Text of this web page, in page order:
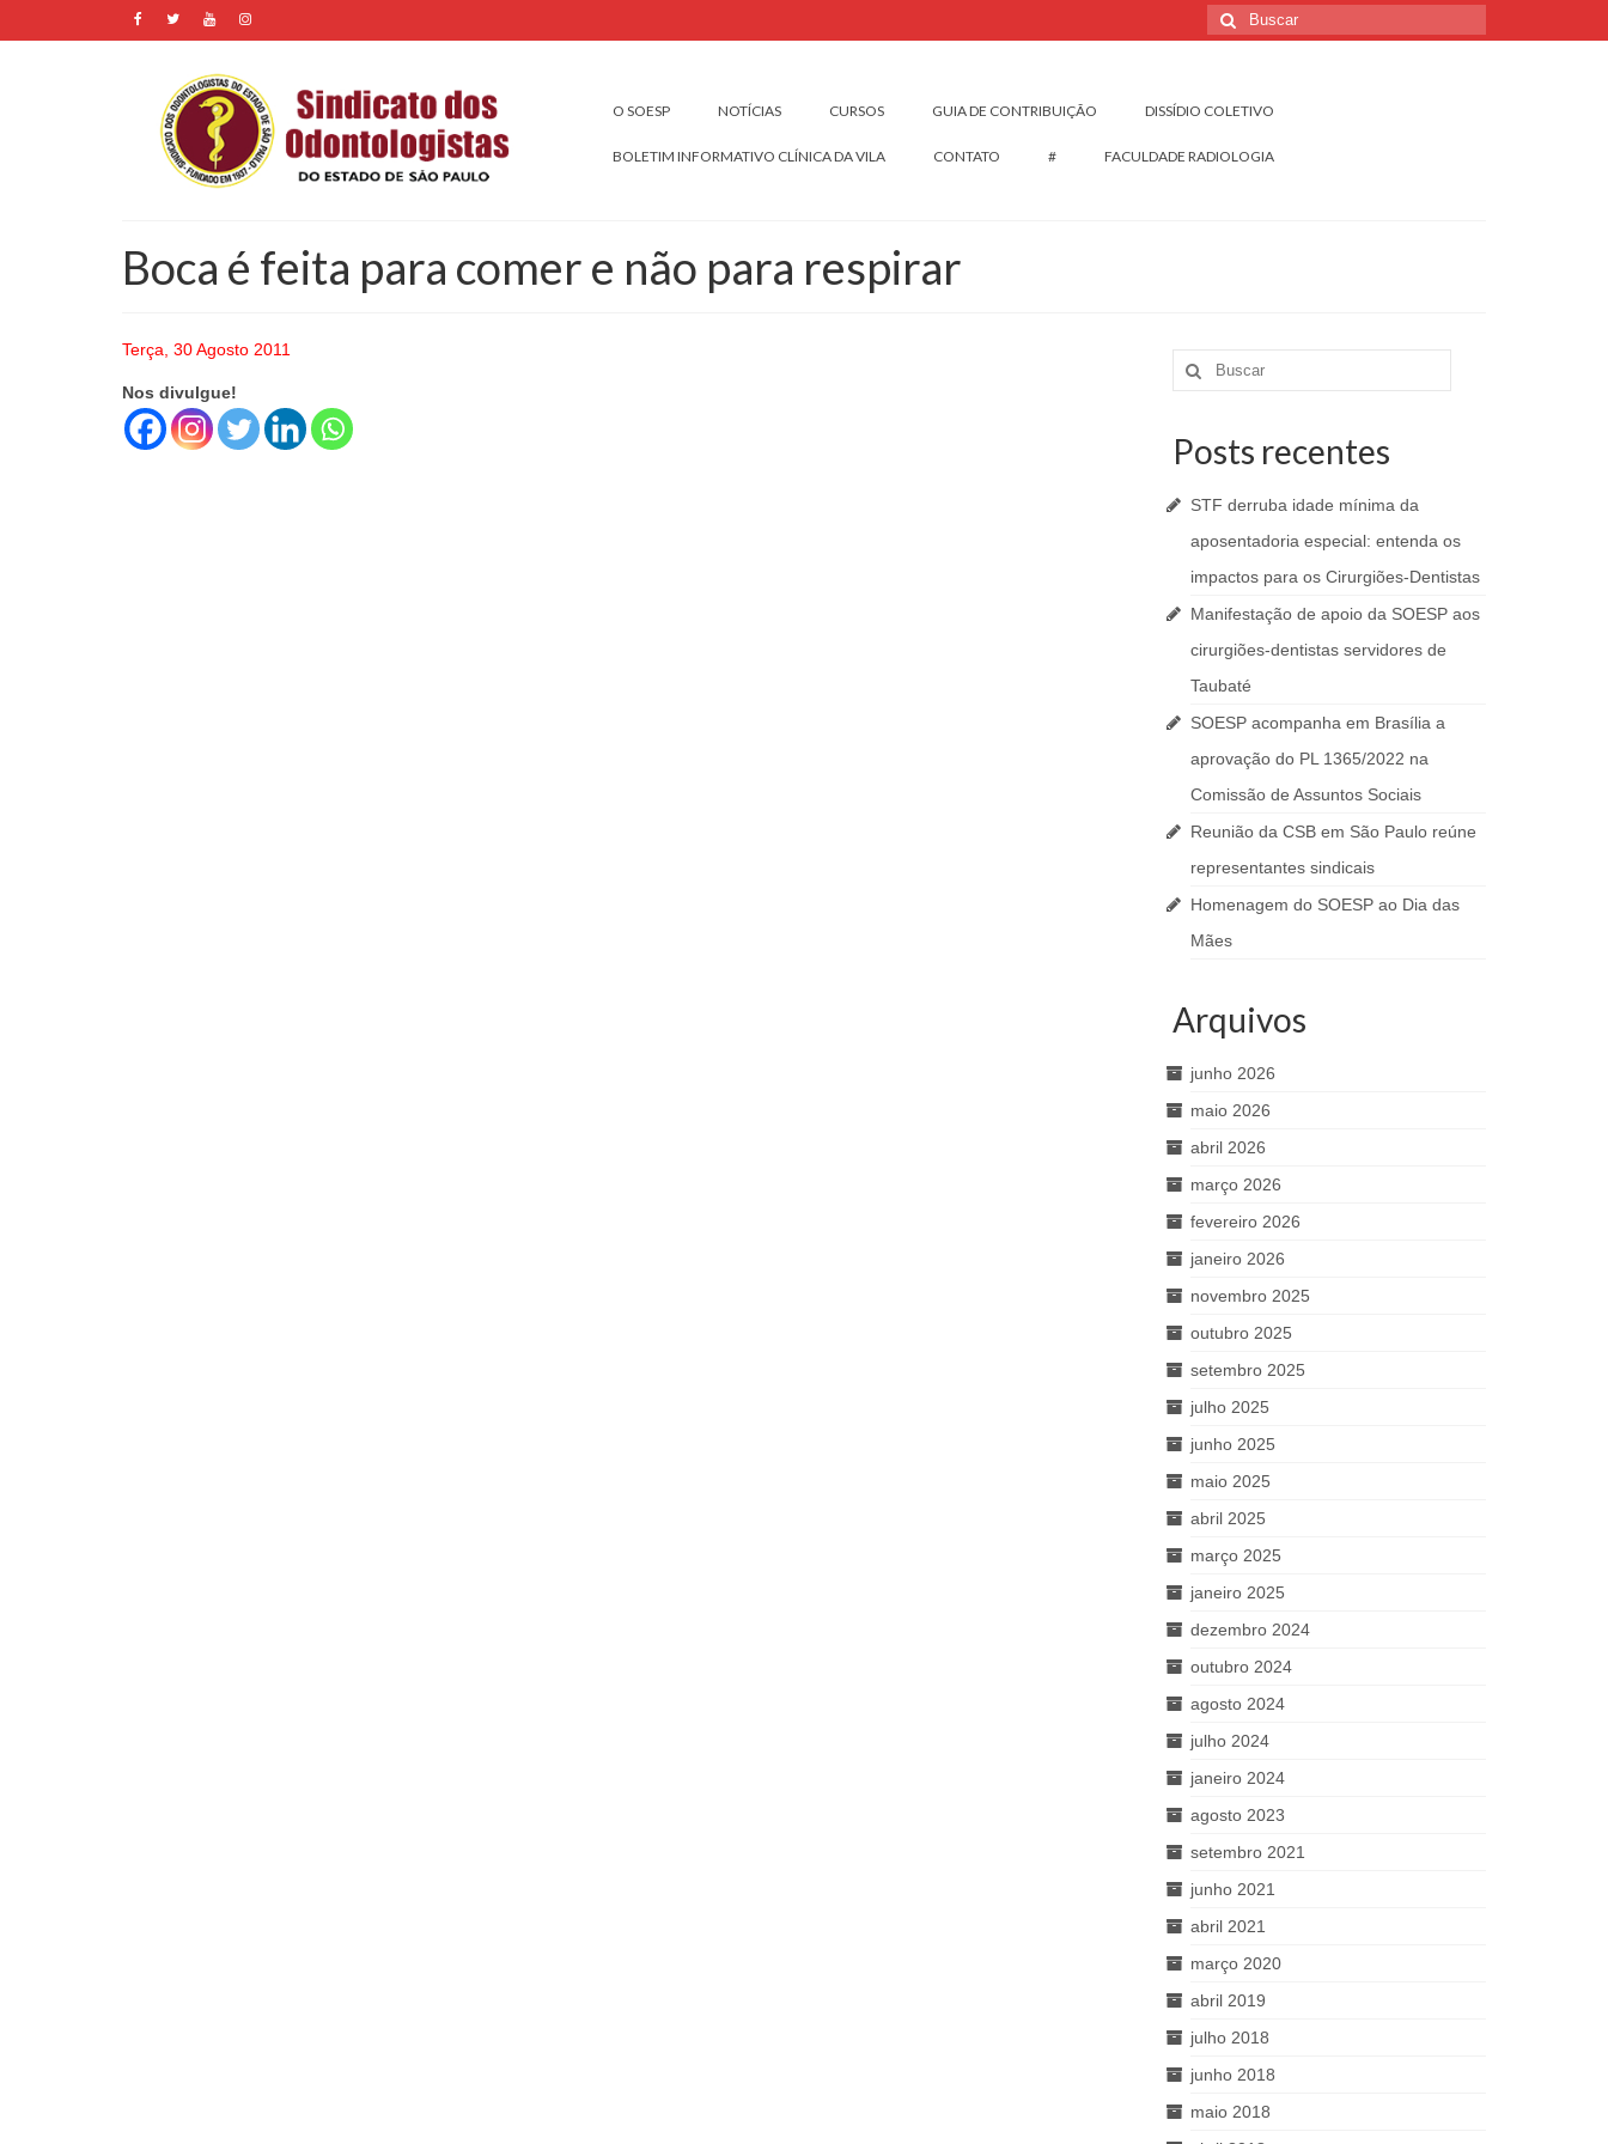
Buscar
por:
O SOESP NOTÍCIAS CURSOS GUIA DE CONTRIBUIÇÃO DISSÍDIO COLETIVO
BOLETIM INFORMATIVO CLÍNICA DA VILA CONTATO # FACULDADE RADIOLOGIA
Boca é feita para comer e não para respirar
Terça, 30 Agosto 2011
Nos divulgue!
Buscar
por:
Posts recentes
STF derruba idade mínima da
aposentadoria especial: entenda os
impactos para os Cirurgiões-Dentistas
Manifestação de apoio da SOESP aos
cirurgiões-dentistas servidores de
Taubaté
SOESP acompanha em Brasília a
aprovação do PL 1365/2022 na
Comissão de Assuntos Sociais
Reunião da CSB em São Paulo reúne
representantes sindicais
Homenagem do SOESP ao Dia das
Mães
Arquivos
junho 2026
maio 2026
abril 2026
março 2026
fevereiro 2026
janeiro 2026
novembro 2025
outubro 2025
setembro 2025
julho 2025
junho 2025
maio 2025
abril 2025
março 2025
janeiro 2025
dezembro 2024
outubro 2024
agosto 2024
julho 2024
janeiro 2024
agosto 2023
setembro 2021
junho 2021
abril 2021
março 2020
abril 2019
julho 2018
junho 2018
maio 2018